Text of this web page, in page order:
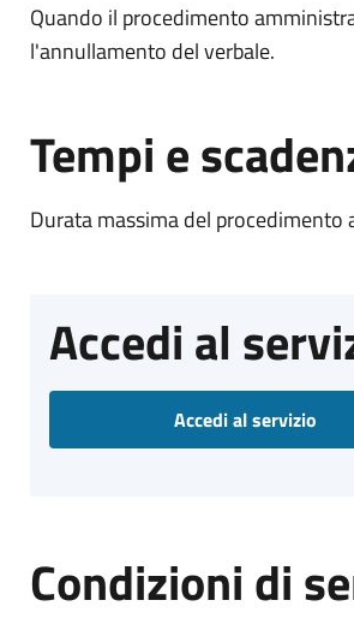
Quando il procedimento
l'annullamento del verbale.
Tempi e
Durata massima del
Accedi al
Accedi al servizio
Condizioni di